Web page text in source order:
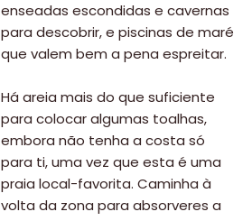
enseadas escondidas e cavernas
para descobrir, e piscinas de maré
que valem bem a pena espreitar.
Há areia mais do que suficiente
para colocar algumas toalhas,
embora não tenha a costa só
para ti, uma vez que esta é uma
praia local-favorita. Caminha à
volta da zona para absorveres a